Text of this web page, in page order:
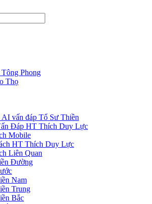
Phong
Thọ
AI vấn đáp Tổ Sư Thiền
Đáp HT Thích Duy Lực
Mobile
HT Thích Duy Lực
Liên Quan
Đường
Nam
Trung
Bắc